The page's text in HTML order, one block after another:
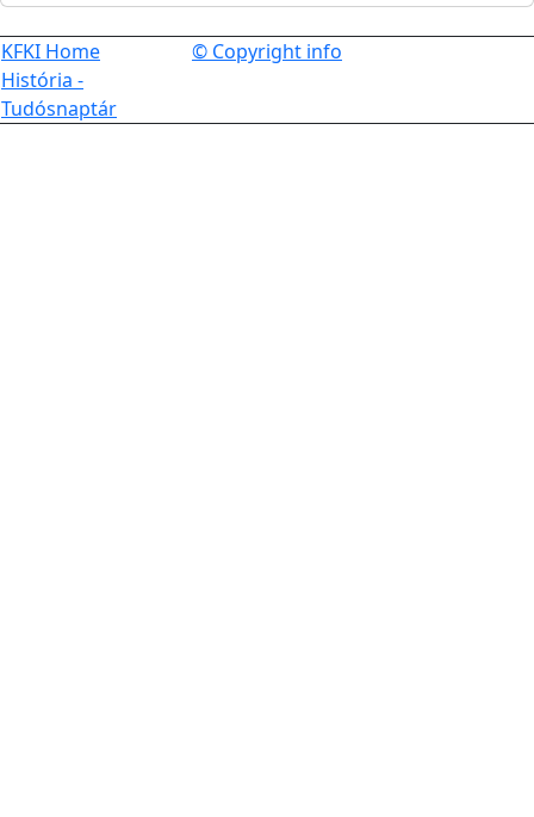
KFKI Home
História -
Tudósnaptár
© Copyright info